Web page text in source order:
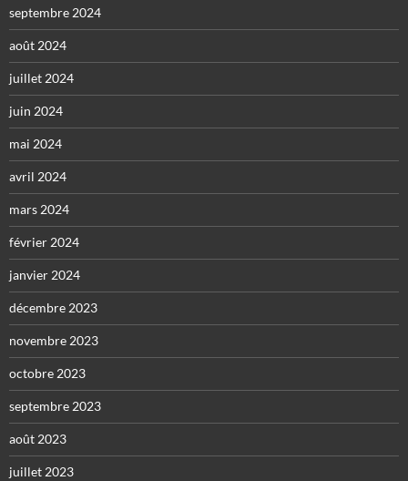
septembre 2024
août 2024
juillet 2024
juin 2024
mai 2024
avril 2024
mars 2024
février 2024
janvier 2024
décembre 2023
novembre 2023
octobre 2023
septembre 2023
août 2023
juillet 2023